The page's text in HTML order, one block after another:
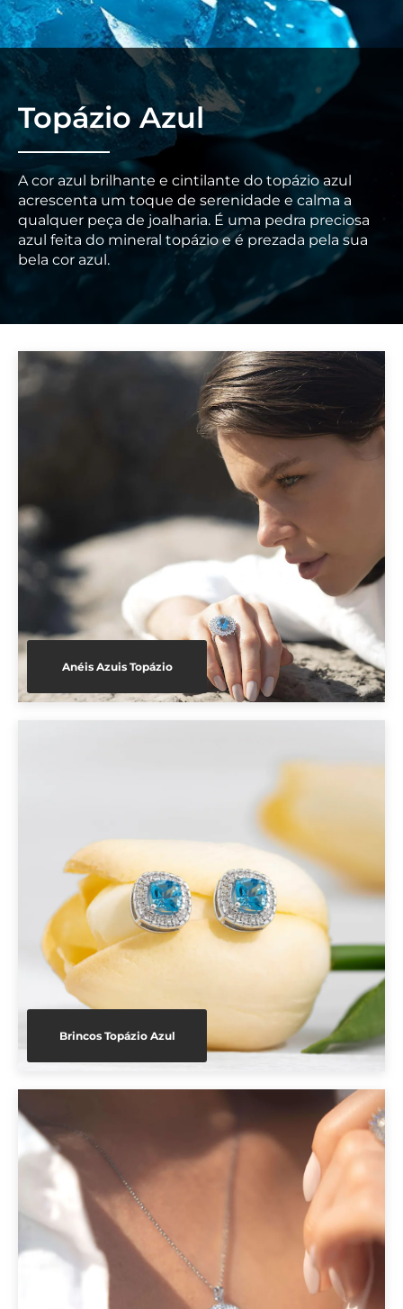
Topázio Azul
A cor azul brilhante e cintilante do topázio azul
acrescenta um toque de serenidade e calma a
qualquer peça de joalharia. É uma pedra preciosa
azul feita do mineral topázio e é prezada pela sua
bela cor azul.
Anéis Azuis Topázio
Brincos Topázio Azul